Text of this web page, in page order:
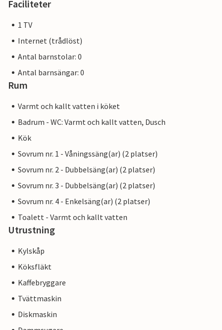
Faciliteter
1 TV
Internet (trådlöst)
Antal barnstolar: 0
Antal barnsängar: 0
Rum
Varmt och kallt vatten i köket
Badrum - WC: Varmt och kallt vatten, Dusch
Kök
Sovrum nr. 1 - Våningssäng(ar) (2 platser)
Sovrum nr. 2 - Dubbelsäng(ar) (2 platser)
Sovrum nr. 3 - Dubbelsäng(ar) (2 platser)
Sovrum nr. 4 - Enkelsäng(ar) (2 platser)
Toalett - Varmt och kallt vatten
Utrustning
Kylskåp
Köksfläkt
Kaffebryggare
Tvättmaskin
Diskmaskin